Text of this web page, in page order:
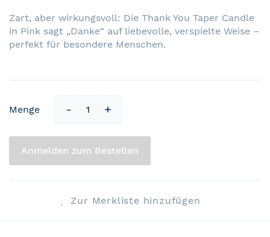
Zart, aber wirkungsvoll: Die Thank You Taper Candle
in Pink sagt „Danke“ auf liebevolle, verspielte Weise –
perfekt für besondere Menschen.
Menge
Anmelden zum Bestellen
Zur Merkliste hinzufügen